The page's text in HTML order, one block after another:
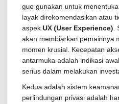
gue gunakan untuk
layak direkomendasikan atau
aspek UX (User Experience)
akan membiarkan pemainnya
momen krusial. Kecepatan
antarmuka adalah indikasi
serius dalam melakukan
Kedua adalah sistem
perlindungan privasi adalah